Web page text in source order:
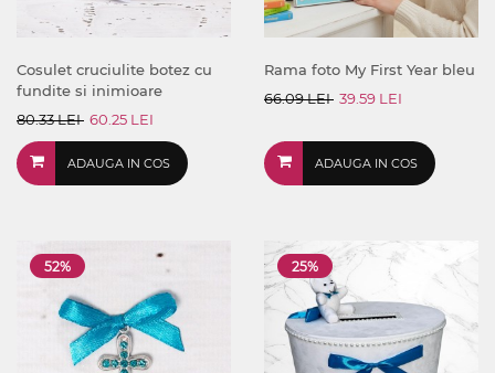
Cosulet cruciulite botez cu
fundite si inimioare
80.33 LEI 60.25 LEI
ADAUGA IN COS
Rama foto My First Year bleu
66.09 LEI 39.59 LEI
ADAUGA IN COS
52% 25%